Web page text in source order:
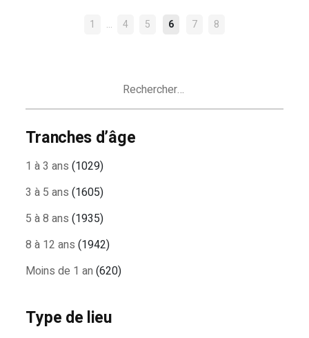
NAVIGATION
1 … 4 5 6 7 8
Tranches d’âge
1 à 3 ans (1029)
3 à 5 ans (1605)
5 à 8 ans (1935)
8 à 12 ans (1942)
Moins de 1 an (620)
Type de lieu